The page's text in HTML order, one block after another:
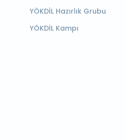
YÖKDİL Hazırlık Grubu
YÖKDİL Kampı